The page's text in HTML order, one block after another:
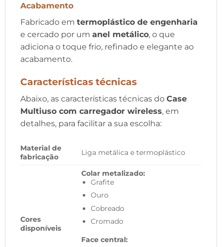
Acabamento
Fabricado em termoplástico de engenharia
e cercado por um anel metálico, o que
adiciona o toque frio, refinado e elegante ao
acabamento.
Características técnicas
Abaixo, as características técnicas do Case
Multiuso com carregador wireless, em
detalhes, para facilitar a sua escolha:
Material de
fabricação
Liga metálica e termoplástico
Cores
disponíveis
Colar metalizado:
Grafite
Ouro
Cobreado
Cromado
Face central: